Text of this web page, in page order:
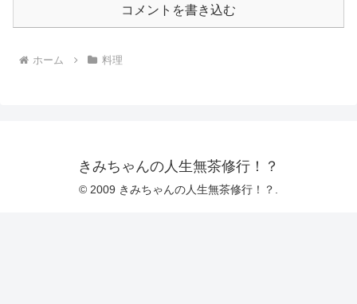
コメントを書き込む
ホーム 料理
きみちゃんの人生無茶修行！？
© 2009 きみちゃんの人生無茶修行！？.